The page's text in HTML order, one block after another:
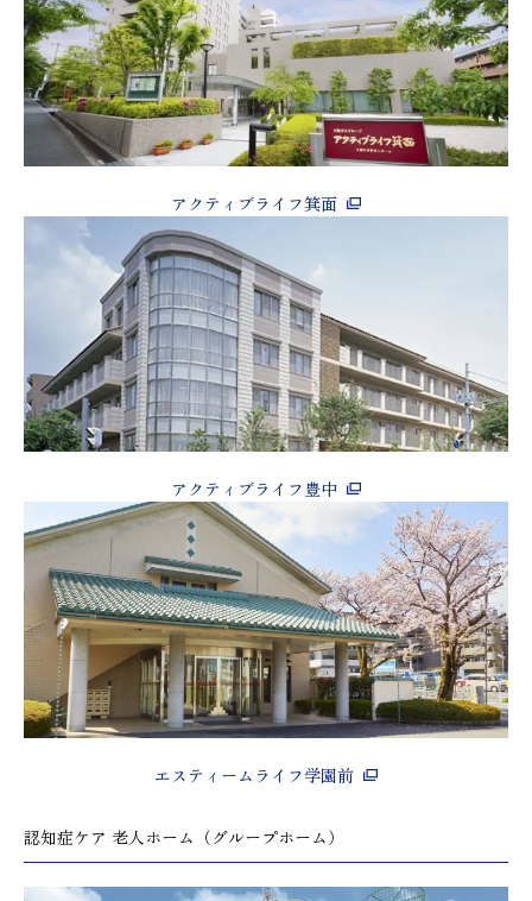
アクティブライフ箕面
アクティブライフ豊中
エスティームライフ学園前
認知症ケア 老人ホーム（グループホーム）